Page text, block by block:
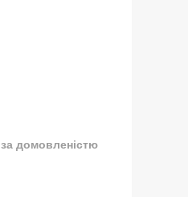
за домовленістю